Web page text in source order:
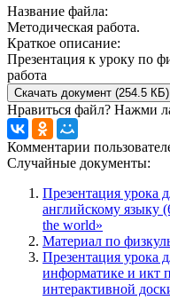
Название файла:
Методическая работа.
Краткое описание:
Презентация к уроку по
работа
Скачать документ (254.5 КБ)
Нравиться файл? Нажми
Комментарии
Случайные документы:
Презентация урока
английскому языку
the world»
Материал по
Презентация урока
информатике и икт
интерактивной